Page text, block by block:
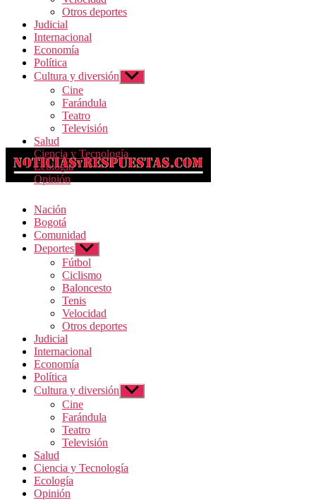
Otros deportes
Judicial
Internacional
Economía
Política
Cultura y diversión Mostrar
el
Cine
Farándula
Teatro
Televisión
Salud
Ciencia y Tecnología
Ecología
Opinión
Nación
Bogotá
Comunidad
Deportes Mostrar
el
submenú
Fútbol
Ciclismo
Baloncesto
Tenis
Velocidad
Otros deportes
Judicial
Internacional
Economía
Política
Cultura y diversión Mostrar
el
Cine
Farándula
Teatro
Televisión
Salud
Ciencia y Tecnología
Ecología
Opinión